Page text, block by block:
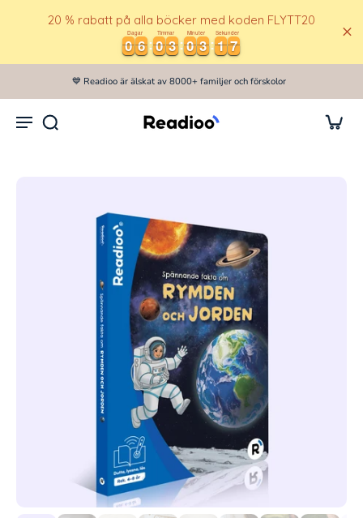
20 % rabatt på alla böcker med koden FLYTT20
0
0
0
0 6
6
6
6
Dagar
0
0
0
0 3
3
3
3
Timmar
0
0
0
0 3
3
3
3
Minuter
1
1
1
1 6
6
7
7
Sekunder
💙 Readioo är älskat av 8000+ familjer och förskolor